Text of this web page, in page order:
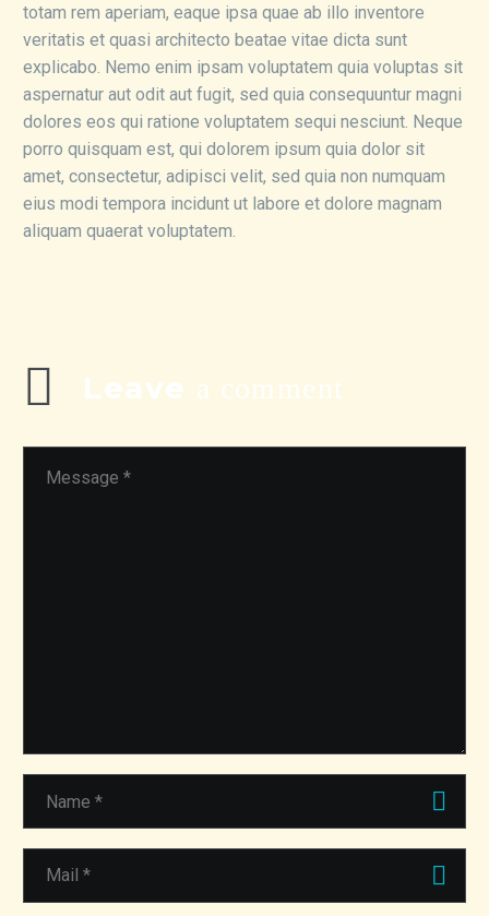
totam rem aperiam, eaque ipsa quae ab illo inventore
veritatis et quasi architecto beatae vitae dicta sunt
explicabo. Nemo enim ipsam voluptatem quia voluptas sit
aspernatur aut odit aut fugit, sed quia consequuntur magni
dolores eos qui ratione voluptatem sequi nesciunt. Neque
porro quisquam est, qui dolorem ipsum quia dolor sit
amet, consectetur, adipisci velit, sed quia non numquam
eius modi tempora incidunt ut labore et dolore magnam
aliquam quaerat voluptatem.
Leave a comment